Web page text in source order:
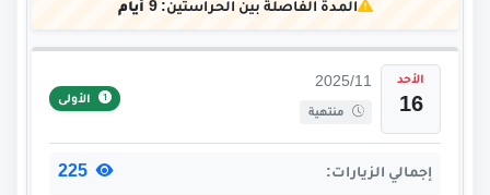
المدة الفاصلة بين الحراستين:9 أيام
الأحد
16
2025/11
منتهية
الأولى
إجمالي الزيارات: